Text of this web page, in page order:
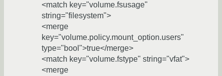
<match key="volume.fsusage"
string="filesystem">
<merge
key="volume.policy.mount_option.users"
type="bool">true</merge>
<match key="volume.fstype" string="vfat">
<merge